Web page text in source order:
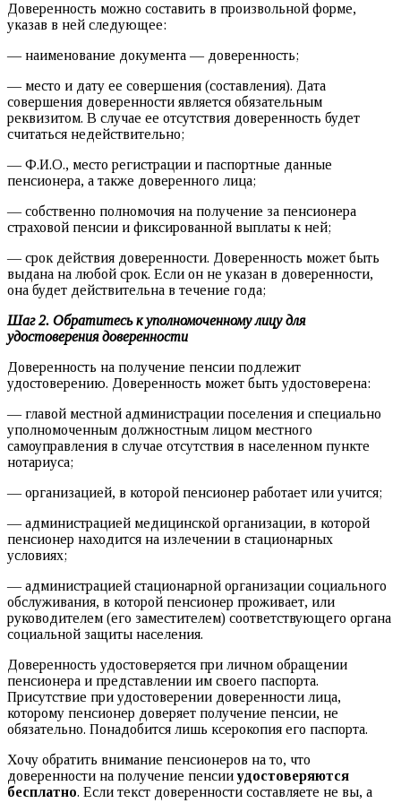
Доверенность можно составить в произвольной форме,
указав в ней следующее:
— наименование документа — доверенность;
— место и дату ее совершения (составления). Дата
совершения доверенности является обязательным
реквизитом. В случае ее отсутствия доверенность будет
считаться недействительно;
— Ф.И.О., место регистрации и паспортные данные
пенсионера, а также доверенного лица;
— собственно полномочия на получение за пенсионера
страховой пенсии и фиксированной выплаты к ней;
— срок действия доверенности. Доверенность может быть
выдана на любой срок. Если он не указан в доверенности,
она будет действительна в течение года;
Шаг 2. Обратитесь к уполномоченному лицу для
удостоверения доверенности
Доверенность на получение пенсии подлежит
удостоверению. Доверенность может быть удостоверена:
— главой местной администрации поселения и специально
уполномоченным должностным лицом местного
самоуправления в случае отсутствия в населенном пункте
нотариуса;
— организацией, в которой пенсионер работает или учится;
— администрацией медицинской организации, в которой
пенсионер находится на излечении в стационарных
условиях;
— администрацией стационарной организации социального
обслуживания, в которой пенсионер проживает, или
руководителем (его заместителем) соответствующего органа
социальной защиты населения.
Доверенность удостоверяется при личном обращении
пенсионера и представлении им своего паспорта.
Присутствие при удостоверении доверенности лица,
которому пенсионер доверяет получение пенсии, не
обязательно. Понадобится лишь ксерокопия его паспорта.
Хочу обратить внимание пенсионеров на то, что
доверенности на получение пенсииудостоверяются
бесплатно. Если текст доверенности составляете не вы, а